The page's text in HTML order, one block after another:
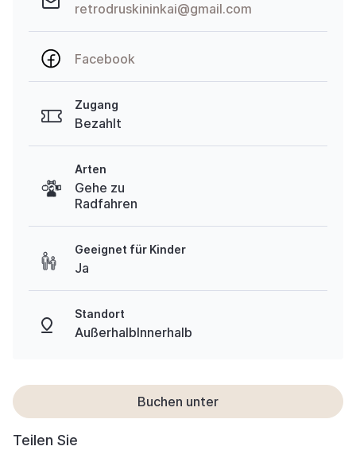
retrodruskininkai@gmail.com
Facebook
Zugang
Bezahlt
Arten
Gehe zu
Radfahren
Geeignet für Kinder
Ja
Standort
AußerhalbInnerhalb
Buchen unter
Teilen Sie